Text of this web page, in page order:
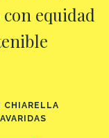
equidad
CHIARELLA